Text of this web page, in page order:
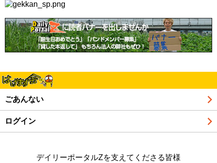
ごあんない
ログイン
デイリーポータルZを支えてくださる皆様